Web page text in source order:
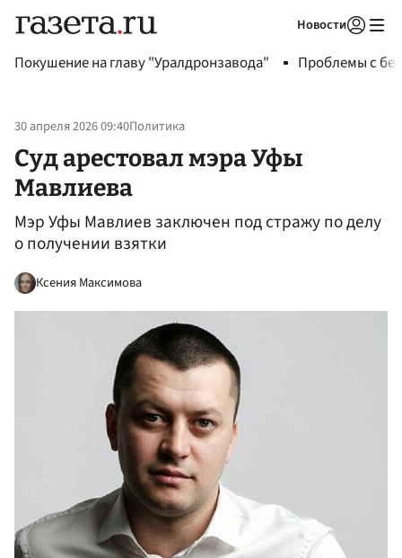
Новости
Покушение на главу "Уралдронзавода" Проблемы с
30 апреля 2026 09:40Политика
Суд арестовал мэра Уфы
Мавлиева
Мэр Уфы Мавлиев заключен под стражу по делу
о получении взятки
Ксения Максимова